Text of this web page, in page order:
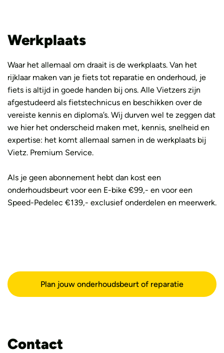
Werkplaats
Waar het allemaal om draait is de werkplaats. Van het
rijklaar maken van je fiets tot reparatie en onderhoud, je
fiets is altijd in goede handen bij ons. Alle Vietzers zijn
afgestudeerd als fietstechnicus en beschikken over de
vereiste kennis en diploma’s. Wij durven wel te zeggen dat
we hier het onderscheid maken met, kennis, snelheid en
expertise: het komt allemaal samen in de werkplaats bij
Vietz. Premium Service.
Als je geen abonnement hebt dan kost een
onderhoudsbeurt voor een E-bike €99,- en voor een
Speed-Pedelec €139,- exclusief onderdelen en meerwerk.
Plan jouw onderhoudsbeurt of reparatie
Contact